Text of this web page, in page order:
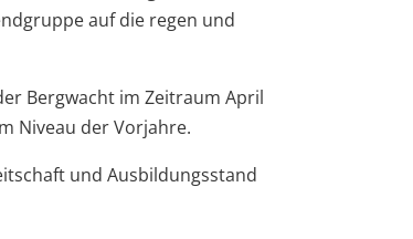
auf die regen und
Bergwacht im Zeitraum April
Niveau der Vorjahre.
und Ausbildungsstand